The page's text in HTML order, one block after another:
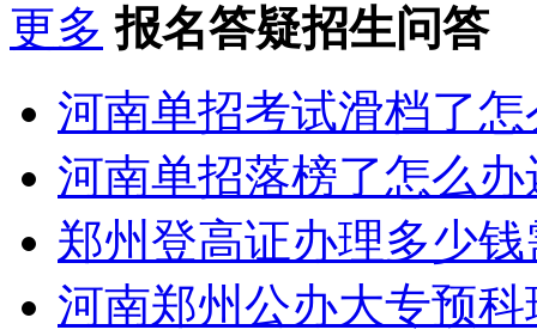
更多 报名答疑招生问答
河南单招考试滑档了
河南单招落榜了怎么
郑州登高证办理多少
河南郑州公办大专预